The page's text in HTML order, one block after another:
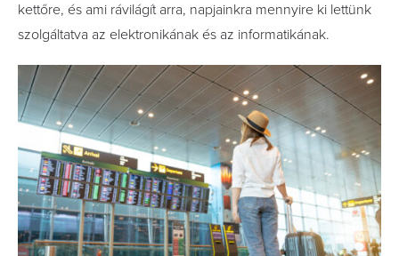
kettőre, és ami rávilágít arra, napjainkra mennyire ki lettünk
szolgáltatva az elektronikának és az informatikának.